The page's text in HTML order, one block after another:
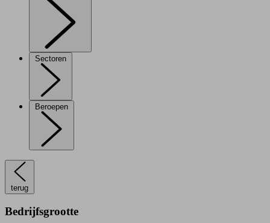
Sectoren
Beroepen
terug
Bedrijfsgrootte